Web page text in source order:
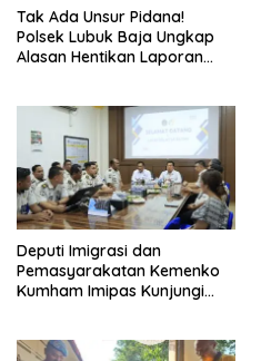
Tak Ada Unsur Pidana!
Polsek Lubuk Baja Ungkap
Alasan Hentikan Laporan
Deputi Imigrasi dan
Pemasyarakatan Kemenko
Kumham Imipas Kunjungi